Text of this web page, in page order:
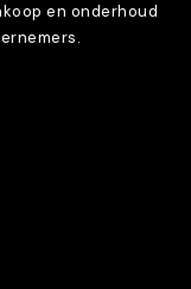
en onderhoud